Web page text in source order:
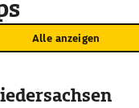
Alle anzeigen